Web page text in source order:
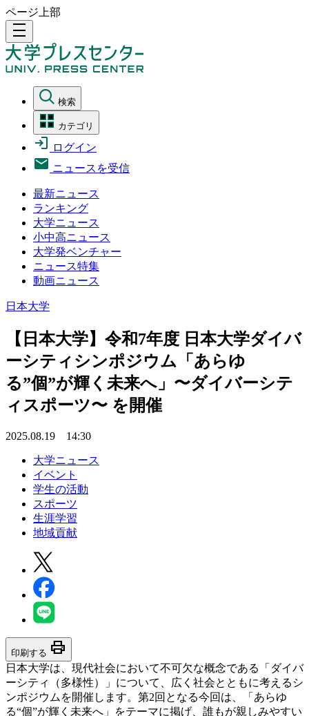
ページ上部
density_medium
検索
カテゴリ
ログイン
ニュースを受信
最新ニュース
ランキング
大学ニュース
小中高ニュース
大学発ベンチャー
ニュース特集
動画ニュース
日本大学
【日本大学】令和7年度 日本大学ダイバ
ーシティシンポジウム「あらゆ
る”個”が輝く未来へ」〜ダイバーシテ
ィスポーツ〜 を開催
2025.08.19 14:30
大学ニュース
イベント
学生の活動
スポーツ
生涯学習
地域貢献
印刷する print
日本大学は、現代社会において不可欠な概念である「ダイバ
ーシティ（多様性）」について、広く社会とともに考えるシ
ンポジウムを開催します。第2回となる今回は、「あらゆ
る“個”が輝く未来へ」をテーマに掲げ、誰もが親しみやすい